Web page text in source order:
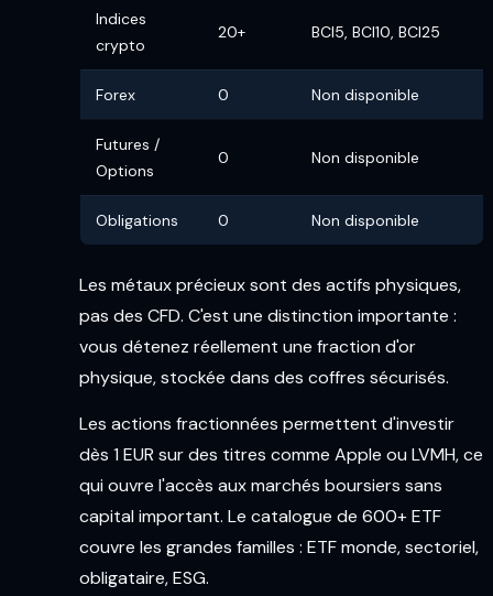
Indices
crypto
20+ BCI5, BCI10, BCI25
Forex 0 Non disponible
Futures /
Options
0 Non disponible
Obligations 0 Non disponible
Les métaux précieux sont des actifs physiques,
pas des CFD. C'est une distinction importante :
vous détenez réellement une fraction d'or
physique, stockée dans des coffres sécurisés.
Les actions fractionnées permettent d'investir
dès 1 EUR sur des titres comme Apple ou LVMH, ce
qui ouvre l'accès aux marchés boursiers sans
capital important. Le catalogue de 600+ ETF
couvre les grandes familles : ETF monde, sectoriel,
obligataire, ESG.